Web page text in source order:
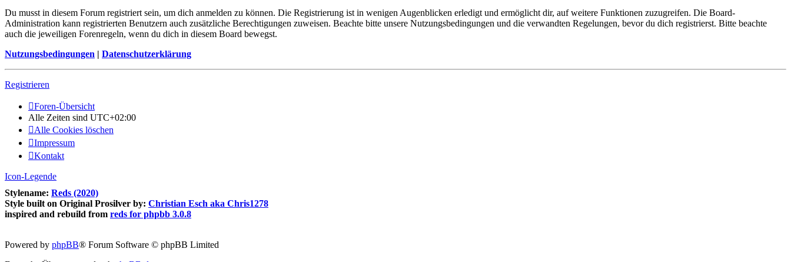
Du musst in diesem Forum registriert sein, um dich anmelden zu können. Die Registrierung ist in wenigen Augenblicken erledigt und ermöglicht dir, auf weitere Funktionen zuzugreifen. Die Board-
Administration kann registrierten Benutzern auch zusätzliche Berechtigungen zuweisen. Beachte bitte unsere Nutzungsbedingungen und die verwandten Regelungen, bevor du dich registrierst. Bitte beachte
auch die jeweiligen Forenregeln, wenn du dich in diesem Board bewegst.
Nutzungsbedingungen | Datenschutzerklärung
Registrieren
Foren-Übersicht
Alle Zeiten sind UTC+02:00
Alle Cookies löschen
Impressum
Kontakt
Icon-Legende
Stylename: Reds (2020)
Style built on Original Prosilver by: Christian Esch aka Chris1278
inspired and rebuild from reds for phpbb 3.0.8
Powered by phpBB® Forum Software © phpBB Limited